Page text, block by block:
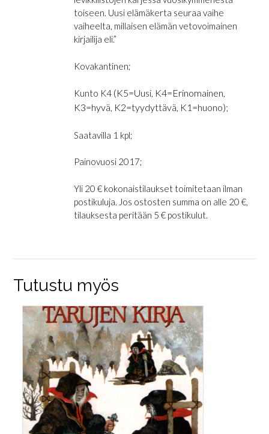
toiseen. Uusi elämäkerta seuraa vaihe
vaiheelta, millaisen elämän vetovoimainen
kirjailija eli.”
Kovakantinen;
Kunto K4 (K5=Uusi, K4=Erinomainen,
K3=hyvä, K2=tyydyttävä, K1=huono);
Saatavilla 1 kpl;
Painovuosi 2017;
Yli 20 € kokonaistilaukset toimitetaan ilman
postikuluja. Jos ostosten summa on alle 20 €,
tilauksesta peritään 5 € postikulut.
Tutustu myös